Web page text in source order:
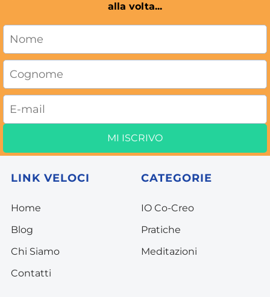
alla volta...
MI ISCRIVO
LINK VELOCI
Home
Blog
Chi Siamo
Contatti
CATEGORIE
IO Co-Creo
Pratiche
Meditazioni